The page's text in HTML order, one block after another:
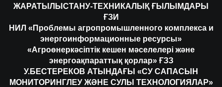
ЖАРАТЫЛЫСТАНУ-ТЕХНИКАЛЫҚ ҒЫЛЫМДАРЫ
ҒЗИ
НИЛ «Проблемы агропромышленного комплекса и
энергоинформационные ресурсы»
«Агроөнеркәсіптік кешен мәселелері және
энергоақпараттық қорлар» ҒЗЗ
У.БЕСТЕРЕКОВ АТЫНДАҒЫ «СУ САПАСЫН
МОНИТОРИНГЛЕУ ЖӘНЕ СУЛЫ ТЕХНОЛОГИЯЛАР»